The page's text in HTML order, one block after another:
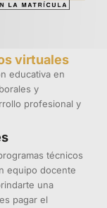
virtuales
educativa en
y
profesional y
técnicos
equipo docente
una
pagar el